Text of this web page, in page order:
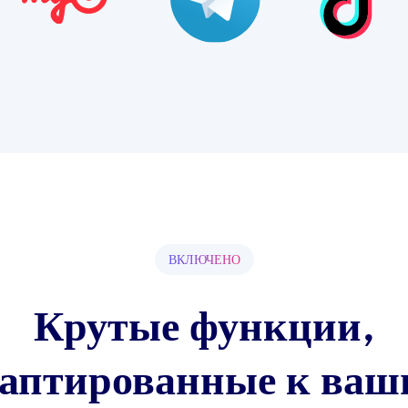
ВКЛЮЧЕНО
Крутые функции,
к